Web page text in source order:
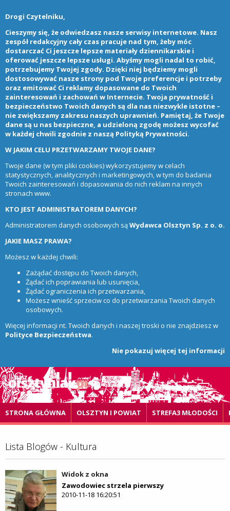
Drogi Czytelniku,
Cieszymy się, że odwiedzasz nasze serwisy internetowe. Nasz
zespół redakcyjny cały czas pracuje nad tym, żeby móc
dostarczać Ci jeszcze lepsze materiały dziennikarskie i
oferować jeszcze lepsze usługi. Abyśmy mogli nadal to robić,
potrzebujemy Twojej zgody. Dzięki niej będziemy mogli
dostosowywać nasze strony pod Twoje preferencje i potrzeby
oraz emitować Ci reklamy dopasowane do Twoich
zainteresowań i zachowań w Internecie. Twoja prywatność i
bezpieczeństwo Twoich danych są dla nas niezwykle istotne –
nie zwiększamy zakresu naszych uprawnień. Pamiętaj, że Twoje
dane są u nas bezpieczne, a udzieloną zgodę możesz wycofać
w każdej chwili zgodnie z naszą Polityką Prywatności.
W JAKIM CELU PRZETWARZAMY TWOJE DANE?
Twoje dane (w tym pliki cookies) wykorzystujemy w celach
statystycznych, analitycznych i marketingowych, w tym do badania
Twoich zainteresowań i dopasowania do nich reklam na innych
stronach www.
KTO JEST ADMINISTRATOREM DANYCH?
Administratorem danych osobowych sąWydawca Olsztyn Sp. z o. o.
JAKIE MASZ PRAWA?
Możesz w każdej chwili:
Zażądać dostępu do Twoich danych,
Żądać ich poprawiania lub usunięcia,
Żądać ograniczenia ich przetwarzania,
Możesz wnieść sprzeciw co do przetwarzania Twoich danych
osobowych.
Więcej informacji nt. Twoich danych i naszej troski o nie znajdziesz w
Polityce Bezpieczeństwa.
Nie pokazuj więcej tej informacji
STRONA GŁÓWNA OLSZTYN I POWIAT STREFA3 MŁODOŚCI
Lista Blogów - Kultura
Widok z okna
Zawodowiec strzela pierwszy
2010-11-18 16:20:51